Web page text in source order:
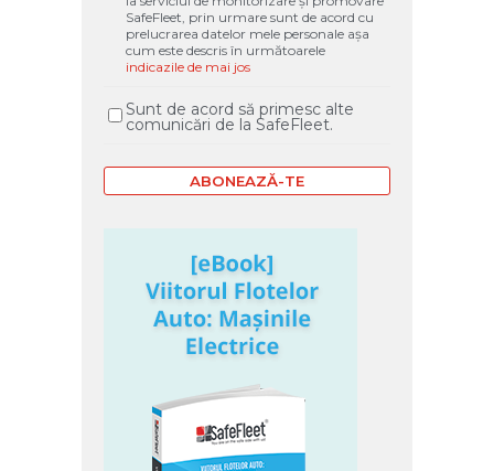
SafeFleet, prin urmare sunt de acord cu
prelucrarea datelor mele personale așa
cum este descris în următoarele
indicazile de mai jos
Sunt de acord să primesc alte
comunicări de la SafeFleet.